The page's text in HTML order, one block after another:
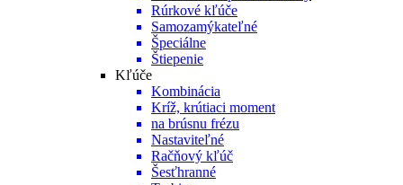
Rúrkové kľúče
Samozamýkateľné
Špeciálne
Štiepenie
Kľúče
Kombinácia
Kríž, krútiaci moment
na brúsnu frézu
Nastaviteľné
Račňový kľúč
Šesťhranné